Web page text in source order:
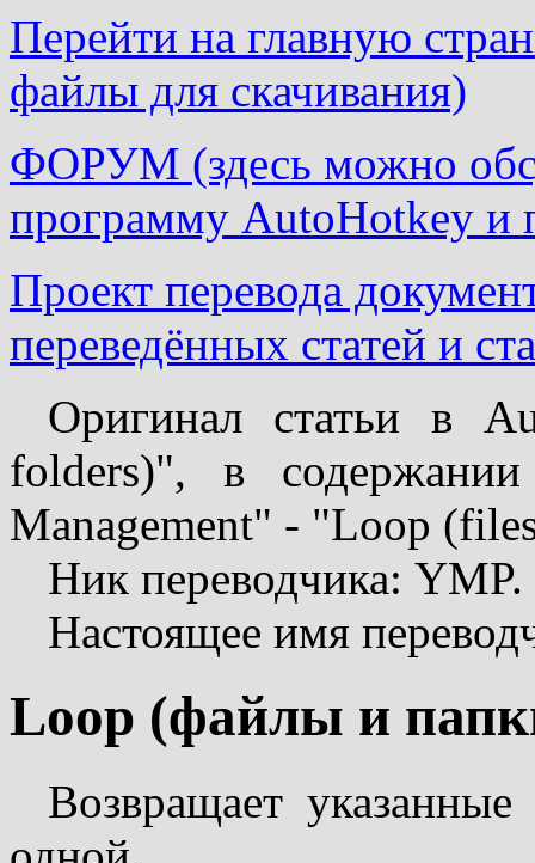
Перейти на главную
файлы для скачивания)
ФОРУМ (здесь можно
программу AutoHotkey и
Проект перевода
переведённых статей и
Оригинал статьи в
folders)", в
Management" - "Loop
Ник переводчика: YMP.
Настоящее имя
Loop (файлы и
Возвращает